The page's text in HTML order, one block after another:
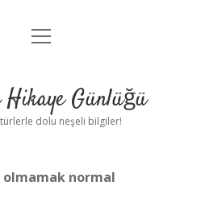
Anasayfa
Yasal Uyarı
menüyü
Günlüğü
dolu neşeli bilgiler!
olmamak normal